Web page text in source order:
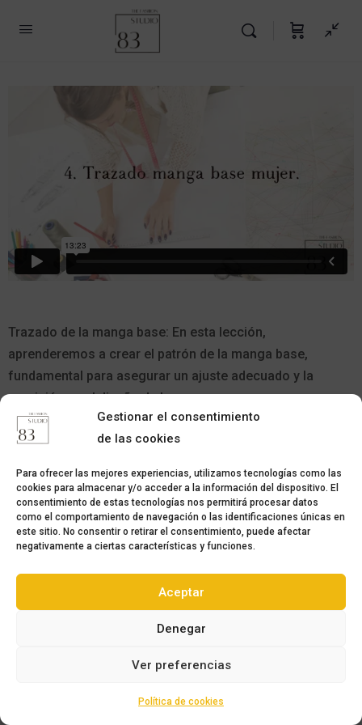
Gestionar el consentimiento
de las cookies
Para ofrecer las mejores experiencias, utilizamos tecnologías como las
cookies para almacenar y/o acceder a la información del dispositivo. El
consentimiento de estas tecnologías nos permitirá procesar datos
como el comportamiento de navegación o las identificaciones únicas en
este sitio. No consentir o retirar el consentimiento, puede afectar
negativamente a ciertas características y funciones.
Aceptar
Denegar
Ver preferencias
Política de cookies
Trazado de la manga base: En esta lección,
aprenderemos a crear el patrón de la manga base,
fundamental para asegurar un ajuste adecuado y la
precisión en el diseño de las mangas.